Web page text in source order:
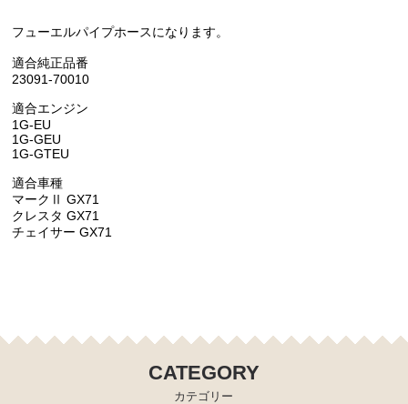
エンジンパーツ 1G-GEU GA70
エンジンパーツ 1G-EU GA70
エンジンパーツ 1G-FE GA70
ブレーキパーツ（マスターシリンダー リペアキッ
ト ホース など）
ーズシリンダー オーバーホールキット など）
燃料パーツ（ポンプ フィルター ダンパー センダ
ーゲージなど）
エンジンパーツ 2JZ-GE JZA80
ソアラ GZ10 MZ10 MZ11 MZ12
フューエルパイプホースになります。
適合純正品番
23091-70010
適合エンジン
1G-EU
1G-GEU
1G-GTEU
適合車種
マークⅡ GX71
クレスタ GX71
チェイサー GX71
CATEGORY
カテゴリー